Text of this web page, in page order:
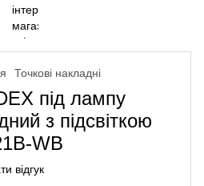
Точкові накладні
під лампу
з підсвіткою
WB
відгук